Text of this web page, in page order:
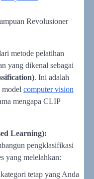
Revolusioner
metode pelatihan
yang dikenal sebagai
. Ini adalah
model computer vision
mengapa CLIP
Learning):
pengklasifikasi
yang melelahkan:
tetap yang Anda